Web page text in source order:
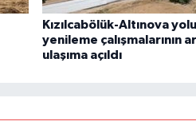
Kızılcabölük-Altınova yolu
yenileme çalışmalarının
ulaşıma açıldı